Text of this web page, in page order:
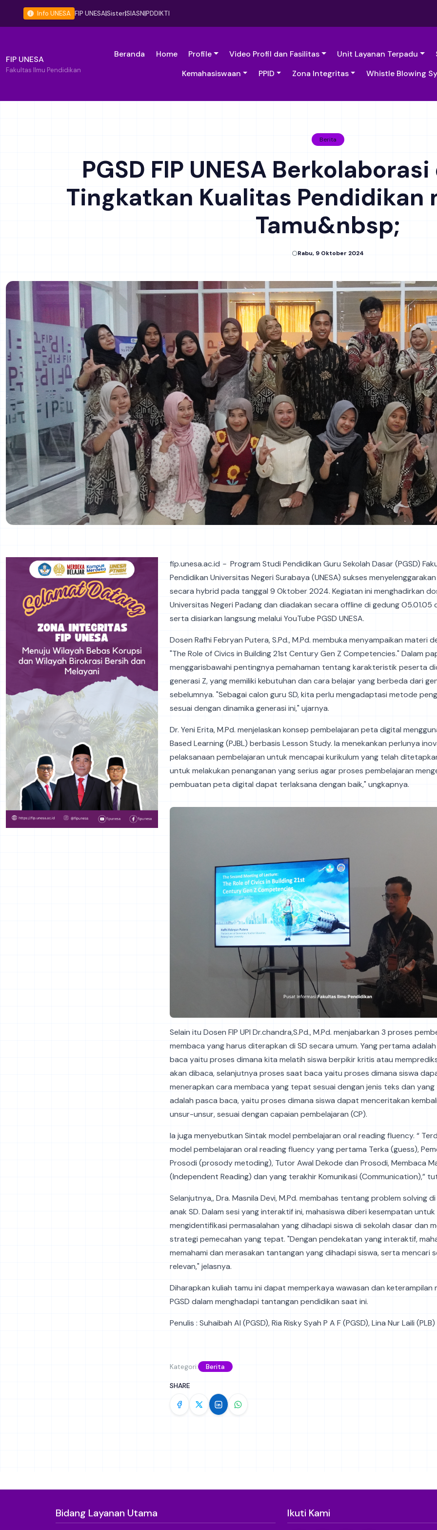
Info UNESA FIP UNESA|Sister|SIASN|PDDIKTI
FIP UNESA
Fakultas Ilmu Pendidikan
Beranda Home Profile Video Profil dan Fasilitas Unit Layanan Terpadu
Kemahasiswaan
PPID Zona Integritas Whistle Blowing
Berita
PGSD FIP UNESA
Tingkatkan Kualitas Pendidikan
Tamu&nbsp;
Rabu, 9 Oktober 2024
fip.unesa.ac.id - Program Studi Pendidikan Guru Sekolah Dasar (PGSD)
Pendidikan Universitas Negeri Surabaya (UNESA) sukses
secara hybrid pada tanggal 9 Oktober 2024. Kegiatan ini menghadirkan
Universitas Negeri Padang dan diadakan secara offline di gedung O5.01.05
serta disiarkan langsung melalui YouTube PGSD UNESA.
Dosen Rafhi Febryan Putera, S.Pd., M.Pd. membuka menyampaikan materi
"The Role of Civics in Building 21st Century Gen Z Competencies." Dalam
menggarisbawahi pentingnya pemahaman tentang karakteristik peserta
generasi Z, yang memiliki kebutuhan dan cara belajar yang berbeda dari
sebelumnya. "Sebagai calon guru SD, kita perlu mengadaptasi metode
sesuai dengan dinamika generasi ini," ujarnya.
Dr. Yeni Erita, M.Pd. menjelaskan konsep pembelajaran peta digital
Based Learning (PJBL) berbasis Lesson Study. Ia menekankan perlunya
pelaksanaan pembelajaran untuk mencapai kurikulum yang telah
untuk melakukan penanganan yang serius agar proses pembelajaran
pembuatan peta digital dapat terlaksana dengan baik," ungkapnya.
Selain itu Dosen FIP UPI Dr.chandra,S.Pd., M.Pd. menjabarkan 3 proses
membaca yang harus diterapkan di SD secara umum. Yang pertama
baca yaitu proses dimana kita melatih siswa berpikir kritis atau
akan dibaca, selanjutnya proses saat baca yaitu proses dimana siswa
menerapkan cara membaca yang tepat sesuai dengan jenis teks dan
adalah pasca baca, yaitu proses dimana siswa dapat menceritakan
unsur-unsur, sesuai dengan capaian pembelajaran (CP).
Ia juga menyebutkan Sintak model pembelajaran oral reading fluency. “
model pembelajaran oral reading fluency yang pertama Terka (guess),
Prosodi (prosody metoding), Tutor Awal Dekode dan Prosodi, Membaca
(Independent Reading) dan yang terakhir Komunikasi (Communication),”
Selanjutnya,, Dra. Masnila Devi, M.Pd. membahas tentang problem solving
anak SD. Dalam sesi yang interaktif ini, mahasiswa diberi kesempatan untuk
mengidentifikasi permasalahan yang dihadapi siswa di sekolah dasar dan
strategi pemecahan yang tepat. "Dengan pendekatan yang interaktif,
memahami dan merasakan tantangan yang dihadapi siswa, serta mencari
relevan," jelasnya.
Diharapkan kuliah tamu ini dapat memperkaya wawasan dan keterampilan
PGSD dalam menghadapi tantangan pendidikan saat ini.
Penulis : Suhaibah Al (PGSD), Ria Risky Syah P A F (PGSD), Lina Nur Laili (PLB)
Kategori: Berita
SHARE
Bidang Layanan Utama Ikuti Kami